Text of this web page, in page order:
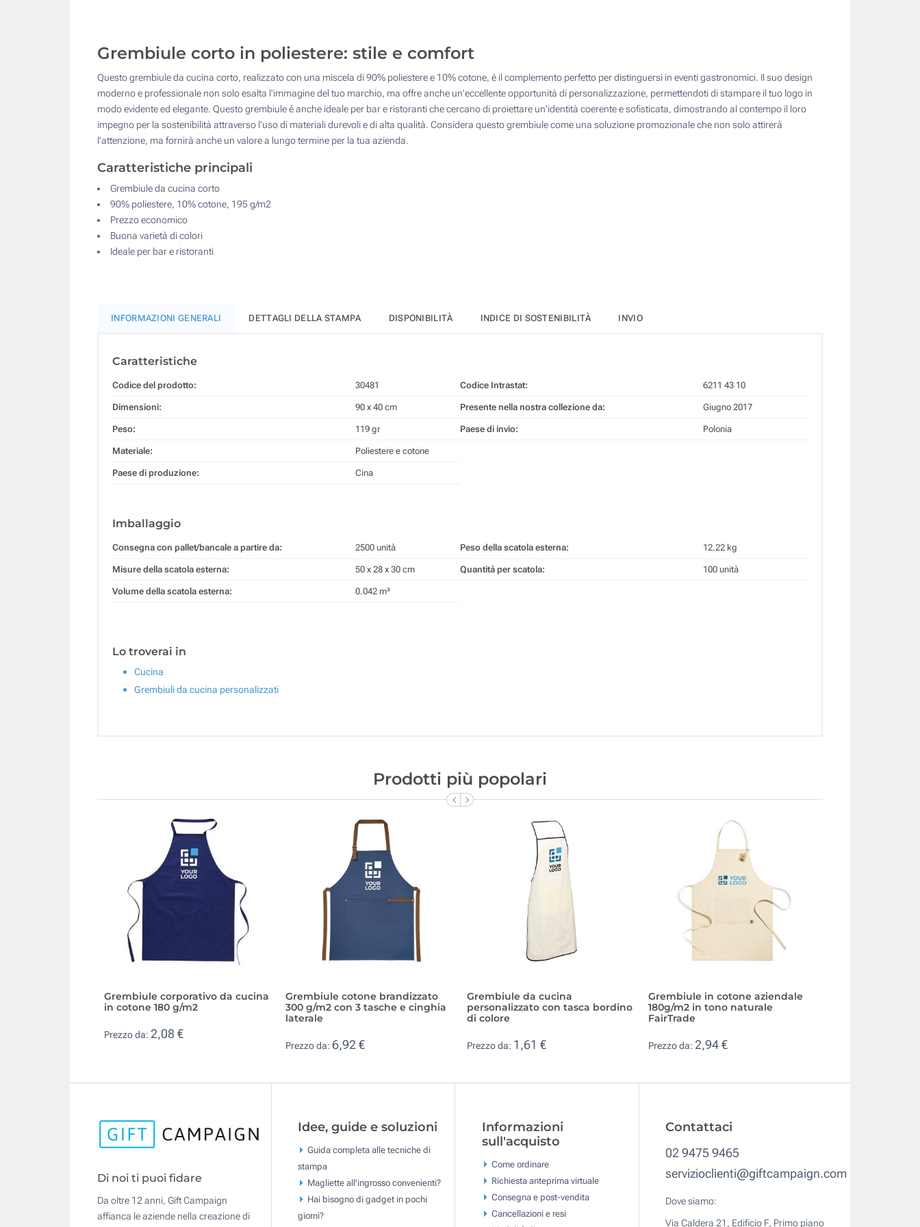
Senza stampa
Quantità desiderata :
Aggiorna
Grembiule corto in poliestere: stile e comfort
Questo grembiule da cucina corto, realizzato con una miscela di 90% poliestere e 10% cotone, è il complemento perfetto per distinguersi in eventi gastronomici. Il suo design
moderno e professionale non solo esalta l'immagine del tuo marchio, ma offre anche un'eccellente opportunità di personalizzazione, permettendoti di stampare il tuo logo in
modo evidente ed elegante. Questo grembiule è anche ideale per bar e ristoranti che cercano di proiettare un'identità coerente e sofisticata, dimostrando al contempo il loro
impegno per la sostenibilità attraverso l'uso di materiali durevoli e di alta qualità. Considera questo grembiule come una soluzione promozionale che non solo attirerà
l'attenzione, ma fornirà anche un valore a lungo termine per la tua azienda.
Caratteristiche principali
Grembiule da cucina corto
90% poliestere, 10% cotone, 195 g/m2
Prezzo economico
Buona varietà di colori
Ideale per bar e ristoranti
INFORMAZIONI GENERALI DETTAGLI DELLA STAMPA DISPONIBILITÀ INDICE DI SOSTENIBILITÀ INVIO
Caratteristiche
Codice del prodotto: 30481
Dimensioni: 90 x 40 cm
Peso: 119 gr
Materiale: Poliestere e cotone
Paese di produzione: Cina
Codice Intrastat: 6211 43 10
Presente nella nostra collezione da: Giugno 2017
Paese di invio: Polonia
Imballaggio
Consegna con pallet/bancale a partire da: 2500 unità
Misure della scatola esterna: 50 x 28 x 30 cm
Volume della scatola esterna: 0.042 m³
Peso della scatola esterna: 12.22 kg
Quantità per scatola: 100 unità
Lo troverai in
Cucina
Grembiuli da cucina personalizzati
Prodotti più popolari
Grembiule corporativo da cucina
in cotone 180 g/m2
Prezzo da: 2,08 €
Grembiule cotone brandizzato
300 g/m2 con 3 tasche e cinghia
laterale
Prezzo da: 6,92 €
Grembiule da cucina
personalizzato con tasca bordino
di colore
Prezzo da: 1,61 €
Grembiule in cotone aziendale
180g/m2 in tono naturale
FairTrade
Prezzo da: 2,94 €
Di noi ti puoi fidare
Da oltre 12 anni, Gift Campaign
affianca le aziende nella creazione di
Idee, guide e soluzioni
Guida completa alle tecniche di
stampa
Magliette all'ingrosso convenienti?
Hai bisogno di gadget in pochi
giorni?
Informazioni
sull'acquisto
Come ordinare
Richiesta anteprima virtuale
Consegna e post-vendita
Cancellazioni e resi
Contattaci
02 9475 9465
servizioclienti@giftcampaign.com
Dove siamo:
Via Caldera 21, Edificio F, Primo piano